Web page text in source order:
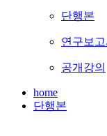
단행본
연구보고
공개강의
home
단행본